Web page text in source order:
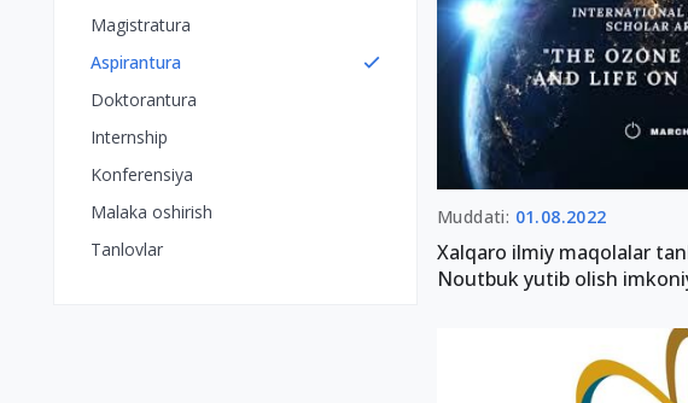
Magistratura
Aspirantura
Doktorantura
Internship
Konferensiya
Malaka oshirish
Tanlovlar
Muddati: 01.08.2022
Xalqaro ilmiy maqolalar
Noutbuk yutib olish